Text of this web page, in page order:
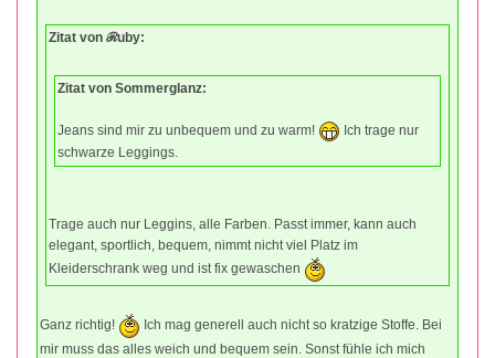
Zitat von ℛuby:
Zitat von Sommerglanz:
Jeans sind mir zu unbequem und zu warm!
Ich trage nur
schwarze Leggings.
Trage auch nur Leggins, alle Farben. Passt immer, kann auch
elegant, sportlich, bequem, nimmt nicht viel Platz im
Kleiderschrank weg und ist fix gewaschen
Ganz richtig!
Ich mag generell auch nicht so kratzige Stoffe. Bei
mir muss das alles weich und bequem sein. Sonst fühle ich mich